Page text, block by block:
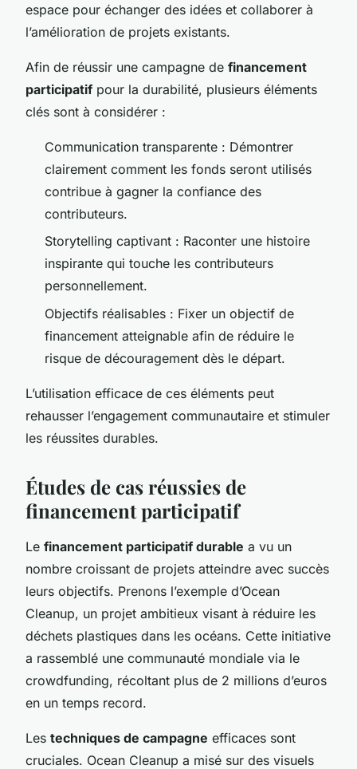
espace pour échanger des idées et collaborer à
l’amélioration de projets existants.
Afin de réussir une campagne de financement
participatif pour la durabilité, plusieurs éléments
clés sont à considérer :
Communication transparente : Démontrer
clairement comment les fonds seront utilisés
contribue à gagner la confiance des
contributeurs.
Storytelling captivant : Raconter une histoire
inspirante qui touche les contributeurs
personnellement.
Objectifs réalisables : Fixer un objectif de
financement atteignable afin de réduire le
risque de découragement dès le départ.
L’utilisation efficace de ces éléments peut
rehausser l’engagement communautaire et stimuler
les réussites durables.
Études de cas réussies de
financement participatif
Le financement participatif durable a vu un
nombre croissant de projets atteindre avec succès
leurs objectifs. Prenons l’exemple d’Ocean
Cleanup, un projet ambitieux visant à réduire les
déchets plastiques dans les océans. Cette initiative
a rassemblé une communauté mondiale via le
crowdfunding, récoltant plus de 2 millions d’euros
en un temps record.
Les techniques de campagne efficaces sont
cruciales. Ocean Cleanup a misé sur des visuels